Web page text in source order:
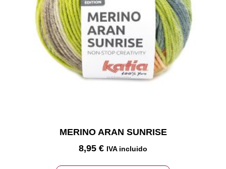
MERINO ARAN SUNRISE
8,95 € IVA incluido